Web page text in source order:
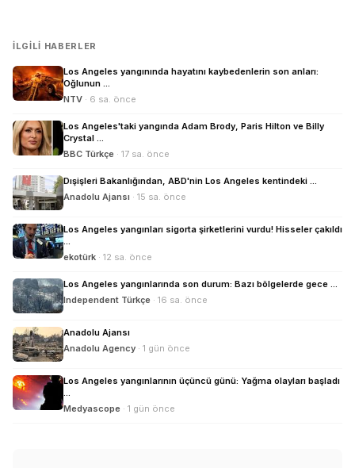
İLGILI HABERLER
Los Angeles yangınında hayatını kaybedenlerin son anları:
Oğlunun ...
NTV · 6 sa. önce
Los Angeles'taki yangında Adam Brody, Paris Hilton ve Billy
Crystal ...
BBC Türkçe · 17 sa. önce
Dışişleri Bakanlığından, ABD'nin Los Angeles kentindeki ...
Anadolu Ajansı · 15 sa. önce
Los Angeles yangınları sigorta şirketlerini vurdu! Hisseler çakıldı
...
ekotürk · 12 sa. önce
Los Angeles yangınlarında son durum: Bazı bölgelerde gece ...
Independent Türkçe · 16 sa. önce
Anadolu Ajansı
Anadolu Agency · 1 gün önce
Los Angeles yangınlarının üçüncü günü: Yağma olayları başladı
...
Medyascope · 1 gün önce